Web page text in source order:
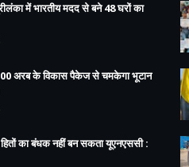
में भारतीय मदद से बने 48 घरों का
अरब के विकास पैकेज से चमकेगा भूटान
का बंधक नहीं बन सकता यूएनएससी :